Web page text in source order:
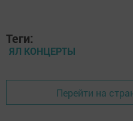
Теги:
ЯЛ КОНЦЕРТЫ
Перейти на